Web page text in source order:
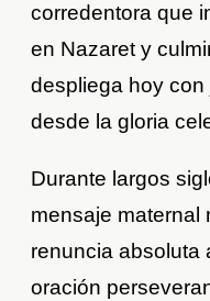
corredentora que
en Nazaret y
despliega hoy con
desde la gloria
Durante largos
mensaje maternal
renuncia absoluta
oración